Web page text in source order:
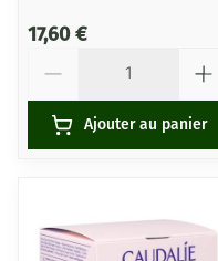
17,60 €
Ajouter au panier